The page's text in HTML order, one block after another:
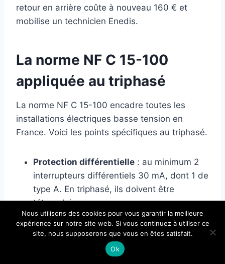
retour en arrière coûte à nouveau 160 € et
mobilise un technicien Enedis.
La norme NF C 15-100
appliquée au triphasé
La norme NF C 15-100 encadre toutes les
installations électriques basse tension en
France. Voici les points spécifiques au triphasé.
Protection différentielle : au minimum 2
interrupteurs différentiels 30 mA, dont 1 de
type A. En triphasé, ils doivent être
tétrapolaires.
Réserve de 20 %: le tableau doit
conserver 20 % de modules libres pour les
extensions futures.
: le tableau s’installe dans
Nous utilisons des cookies pour vous garantir la meilleure
expérience sur notre site web. Si vous continuez à utiliser ce
site, nous supposerons que vous en êtes satisfait.
Ok